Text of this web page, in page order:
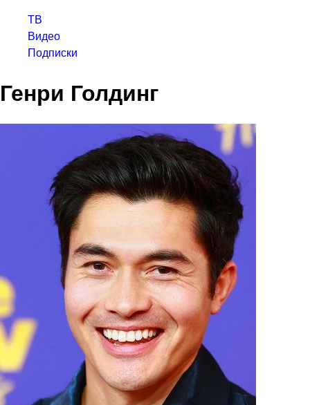
ТВ
Видео
Подписки
Генри Голдинг